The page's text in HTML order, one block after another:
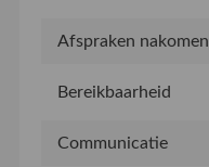
Afspraken nakomen
Bereikbaarheid
Communicatie